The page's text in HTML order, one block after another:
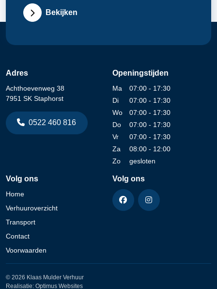
Bekijken
Adres
Achthoevenweg 38
7951 SK Staphorst
0522 460 816
Openingstijden
Ma
07:00 - 17:30
Di
07:00 - 17:30
Wo
07:00 - 17:30
Do
07:00 - 17:30
Vr
07:00 - 17:30
Za
08:00 - 12:00
Zo
gesloten
Volg ons
Home
Verhuuroverzicht
Transport
Contact
Voorwaarden
Volg ons
© 2026 Klaas Mulder Verhuur
Realisatie: Optimus Websites